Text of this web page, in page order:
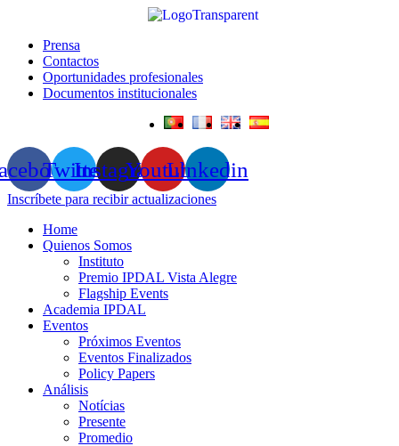
Prensa
Contactos
Oportunidades profesionales
Documentos institucionales
TwitterInstagramYoutubeLinkedin
Inscríbete para recibir actualizaciones
Home
Quienos Somos
Instituto
Premio IPDAL Vista Alegre
Flagship Events
Academia IPDAL
Eventos
Próximos Eventos
Eventos Finalizados
Policy Papers
Análisis
Notícias
Presente
Promedio